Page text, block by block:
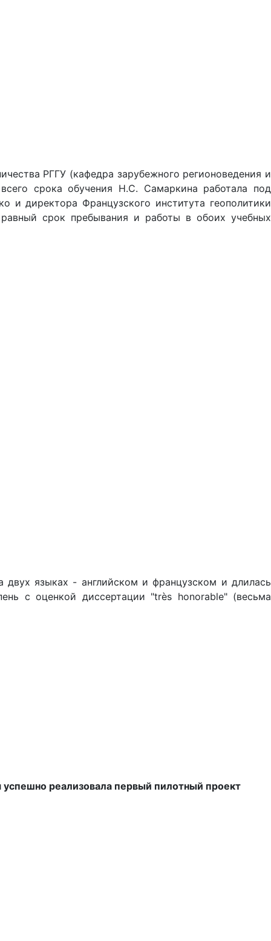
РГГУ (кафедра зарубежного регионоведения и
срока обучения Н.С. Самаркина работала под
директора Французского института геополитики
срок пребывания и работы в обоих учебных
языках - английском и французском и длилась
с оценкой диссертации "très honorable" (весьма
реализовала первый пилотный проект